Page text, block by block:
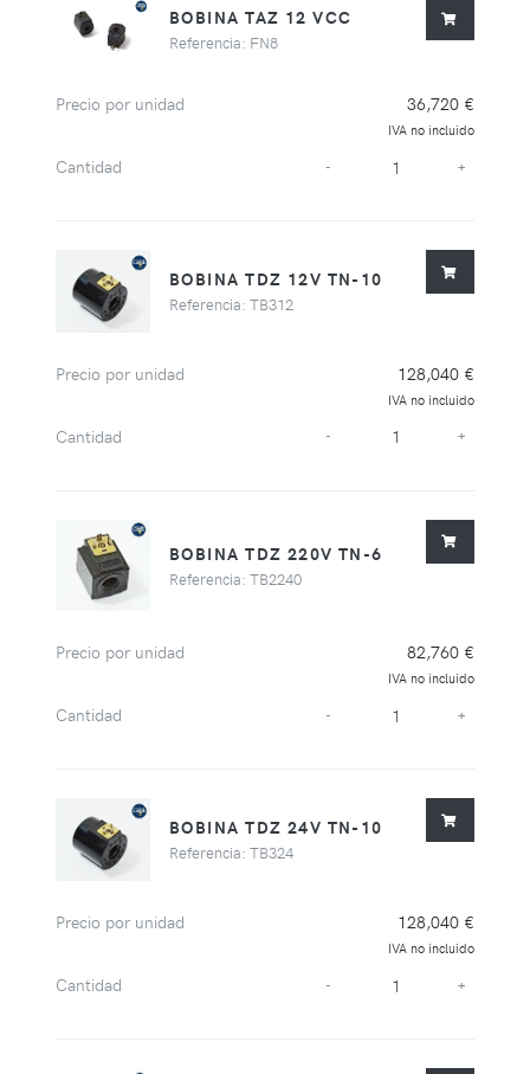
BOBINA TAZ 12 VCC
Referencia: FN8
Precio por unidad 36,720 €
IVA no incluido
Cantidad - +
BOBINA TDZ 12V TN-10
Referencia: TB312
Precio por unidad 128,040 €
IVA no incluido
Cantidad - +
BOBINA TDZ 220V TN-6
Referencia: TB2240
Precio por unidad 82,760 €
IVA no incluido
Cantidad - +
BOBINA TDZ 24V TN-10
Referencia: TB324
Precio por unidad 128,040 €
IVA no incluido
Cantidad - +